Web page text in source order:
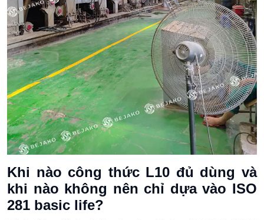
Khi nào công thức L10 đủ dùng và
khi nào không nên chỉ dựa vào ISO
281 basic life?